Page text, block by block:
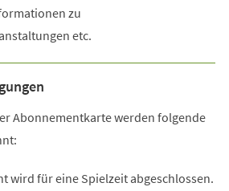
zu
etc.
Abonnementkarte werden folgende
wird für eine Spielzeit abgeschlossen.